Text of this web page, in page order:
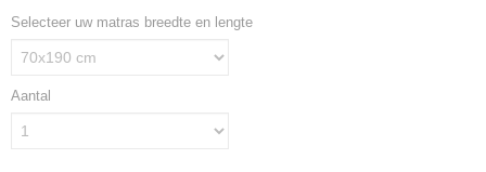
Selecteer uw matras breedte en lengte
Aantal